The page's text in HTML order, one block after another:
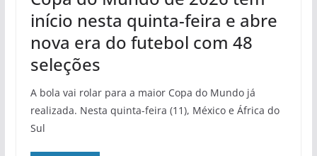
início nesta quinta-feira e abre
nova era do futebol com 48
seleções
A bola vai rolar para a maior Copa do Mundo já
realizada. Nesta quinta-feira (11), México e África do
Sul